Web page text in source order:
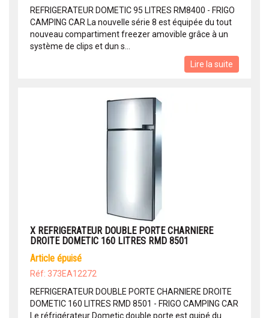
REFRIGERATEUR DOMETIC 95 LITRES RM8400 - FRIGO
CAMPING CAR La nouvelle série 8 est équipée du tout
nouveau compartiment freezer amovible grâce à un
système de clips et dun s...
Lire la suite
X REFRIGERATEUR DOUBLE PORTE CHARNIERE
DROITE DOMETIC 160 LITRES RMD 8501
article épuisé
Réf: 373EA12272
REFRIGERATEUR DOUBLE PORTE CHARNIERE DROITE
DOMETIC 160 LITRES RMD 8501 - FRIGO CAMPING CAR
Le réfrigérateur Dometic double porte est quipé du